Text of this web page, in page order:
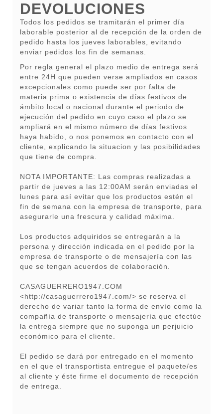
DEVOLUCIONES
Todos los pedidos se tramitarán el primer día
laborable posterior al de recepción de la orden de
pedido hasta los jueves laborables, evitando
enviar pedidos los fin de semanas.
Por regla general el plazo medio de entrega será
entre 24H que pueden verse ampliados en casos
excepcionales como puede ser por falta de
materia prima o existencia de días festivos de
ámbito local o nacional durante el periodo de
ejecución del pedido en cuyo caso el plazo se
ampliará en el mismo número de días festivos
haya habido, o nos ponemos en contacto con el
cliente, explicando la situacion y las posibilidades
que tiene de compra.
NOTA IMPORTANTE: Las compras realizadas a
partir de jueves a las 12:00AM serán enviadas el
lunes para así evitar que los productos estén el
fin de semana con la empresa de transporte, para
asegurarle una frescura y calidad máxima.
Los productos adquiridos se entregarán a la
persona y dirección indicada en el pedido por la
empresa de transporte o de mensajería con las
que se tengan acuerdos de colaboración.
CASAGUERRERO1947.COM
<http://casaguerrero1947.com/> se reserva el
derecho de variar tanto la forma de envío como la
compañía de transporte o mensajería que efectúe
la entrega siempre que no suponga un perjuicio
económico para el cliente.
El pedido se dará por entregado en el momento
en el que el transportista entregue el paquete/es
al cliente y éste firme el documento de recepción
de entrega.